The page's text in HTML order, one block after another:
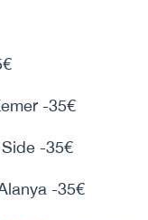
-35€
-35€
-35€